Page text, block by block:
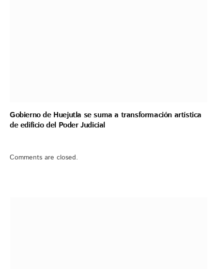
Gobierno de Huejutla se suma a transformación artística
de edificio del Poder Judicial
Comments are closed.